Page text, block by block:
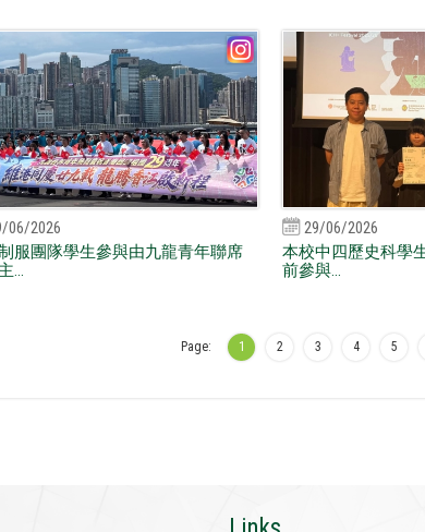
06/2026
服團隊學生參與由九龍青年聯席
...
29/06/2026
本校中四歷史科學
前參與...
Page: 1 2 3 4 5